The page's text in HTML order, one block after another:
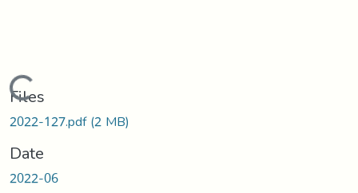
Loading...
Files
2022-127.pdf(2 MB)
Date
2022-06